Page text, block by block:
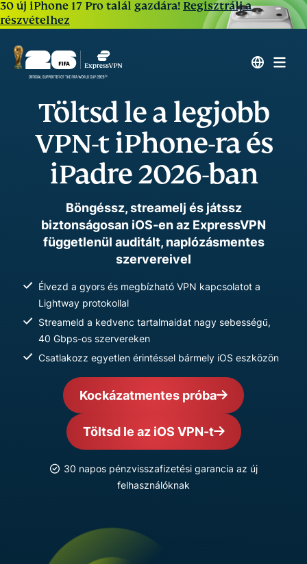
30 új iPhone 17 Pro talál gazdára! Regisztrálj a
részvételhez
Töltsd le a legjobb
VPN-t iPhone-ra és
iPadre 2026-ban
Böngéssz, streamelj és játssz
biztonságosan iOS-en az ExpressVPN
függetlenül auditált, naplózásmentes
szervereivel
Élvezd a gyors és megbízható VPN kapcsolatot a
Lightway protokollal
Streameld a kedvenc tartalmaidat nagy sebességű,
40 Gbps-os szervereken
Csatlakozz egyetlen érintéssel bármely iOS eszközön
Kockázatmentes próba
Töltsd le az iOS VPN-t
30 napos pénzvisszafizetési garancia az új
felhasználóknak